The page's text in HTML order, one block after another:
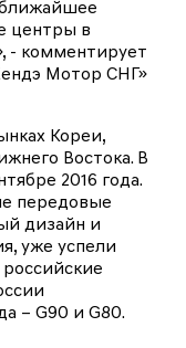
центры в
- комментирует
Мотор СНГ»
Кореи,
Востока. В
2016 года.
передовые
дизайн и
уже успели
– G90 и G80.